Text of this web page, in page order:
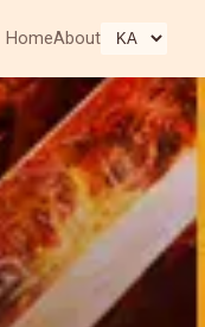
HomeAbout